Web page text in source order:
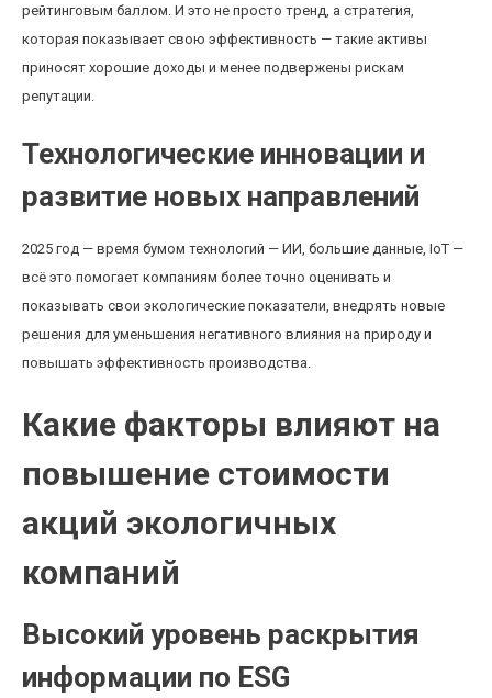
рейтинговым баллом. И это не просто тренд, а стратегия,
которая показывает свою эффективность — такие активы
приносят хорошие доходы и менее подвержены рискам
репутации.
Технологические инновации и
развитие новых направлений
2025 год — время бумом технологий — ИИ, большие данные, IoT —
всё это помогает компаниям более точно оценивать и
показывать свои экологические показатели, внедрять новые
решения для уменьшения негативного влияния на природу и
повышать эффективность производства.
Какие факторы влияют на
повышение стоимости
акций экологичных
компаний
Высокий уровень раскрытия
информации по ESG